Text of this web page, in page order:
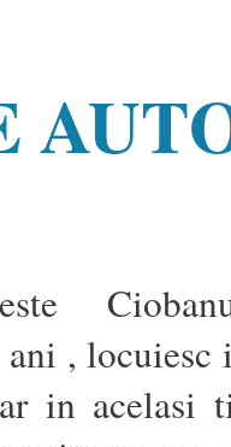
, locuiesc
in acelasi